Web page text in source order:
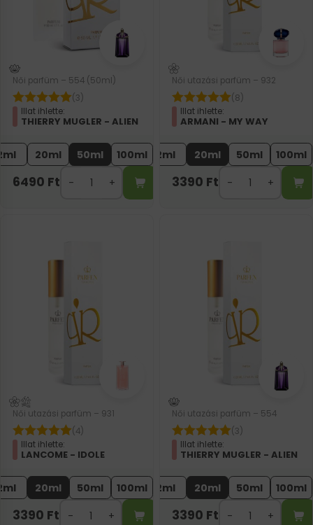
Női parfüm – 554 (50ml)
(3)
Illat ihlette:
THIERRY MUGLER - ALIEN
20ml 50ml 100ml
6490 Ft
Női utazási parfüm – 932
(8)
Illat ihlette:
ARMANI - MY WAY
2ml 20ml 50ml 100ml
3390 Ft
Női utazási parfüm – 931
(4)
Illat ihlette:
LANCOME - IDOLE
20ml 50ml 100ml
3390 Ft
Női utazási parfüm – 554
(3)
Illat ihlette:
THIERRY MUGLER - ALIEN
2ml 20ml 50ml 100ml
3390 Ft